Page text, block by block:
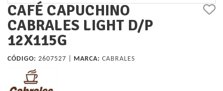
CAFÉ CAPUCHINO
CABRALES LIGHT D/P
12X115G
CÓDIGO: 2607527 | MARCA: CABRALES